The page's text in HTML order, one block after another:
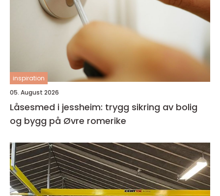
inspiration
05. August 2026
Låsesmed i jessheim: trygg sikring av bolig
og bygg på Øvre romerike